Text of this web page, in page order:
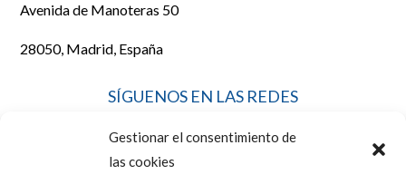
Gestionar el consentimiento de
las cookies
Avenida de Manoteras 50
28050, Madrid, España
SÍGUENOS EN LAS REDES